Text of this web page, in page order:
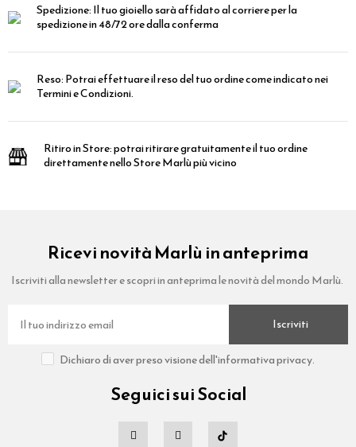
Spedizione:Il tuo gioiello sarà affidato al corriere per la
spedizione in 48/72 ore dalla conferma
Reso:Potrai effettuare il reso del tuo ordine come indicato nei
Termini e Condizioni.
Ritiro in Store:potrai ritirare gratuitamente il tuo ordine
direttamente nello Store Marlù più vicino
Ricevi novità Marlù in anteprima
Iscriviti alla newsletter e scopri in anteprima le novità del mondo Marlù.
Iscriviti
Dichiaro di aver preso visione dell'informativa privacy.
Seguici sui Social